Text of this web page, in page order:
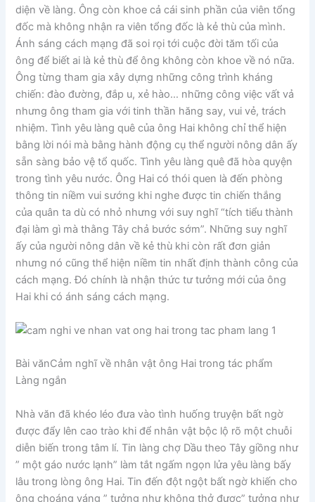
diện về làng. Ông còn khoe cả cái sinh phần của viên tổng
đốc mà không nhận ra viên tổng đốc là kẻ thù của mình.
Ánh sáng cách mạng đã soi rọi tới cuộc đời tăm tối của
ông để biết ai là kẻ thù để ông không còn khoe về nó nữa.
Ông từng tham gia xây dựng những công trình kháng
chiến: đào đường, đắp u, xẻ hào… những công việc vất vả
nhưng ông tham gia với tinh thần hăng say, vui vẻ, trách
nhiệm. Tình yêu làng quê của ông Hai không chỉ thể hiện
bằng lời nói mà bằng hành động cụ thể người nông dân ấy
sẵn sàng bảo vệ tổ quốc. Tình yêu làng quê đã hòa quyện
trong tình yêu nước. Ông Hai có thói quen là đến phòng
thông tin niềm vui sướng khi nghe được tin chiến thắng
của quân ta dù có nhỏ nhưng với suy nghĩ “tích tiểu thành
đại làm gì mà thằng Tây chả bước sớm”. Những suy nghĩ
ấy của người nông dân về kẻ thù khi còn rất đơn giản
nhưng nó cũng thể hiện niềm tin nhất định thành công của
cách mạng. Đó chính là nhận thức tư tưởng mới của ông
Hai khi có ánh sáng cách mạng.
Bài vănCảm nghĩ về nhân vật ông Hai trong tác phẩm
Làng ngắn
Nhà văn đã khéo léo đưa vào tình huống truyện bất ngờ
được đẩy lên cao trào khi để nhân vật bộc lộ rõ một chuỗi
diễn biến trong tâm lí. Tin làng chợ Dầu theo Tây giồng như
” một gáo nước lạnh” làm tắt ngấm ngọn lửa yêu làng bấy
lâu trong lòng ông Hai. Tin đến đột ngột bất ngờ khiến cho
ông choáng váng ” tưởng như không thở được” tưởng như